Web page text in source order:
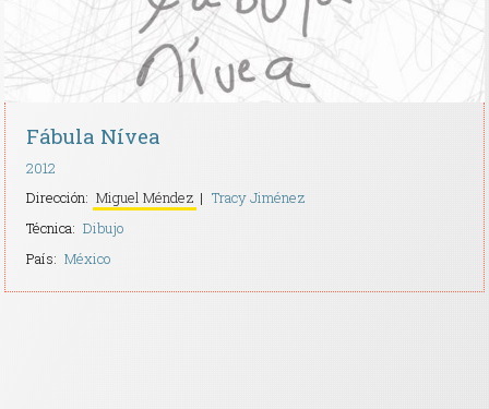
Fábula Nívea
2012
Dirección: Miguel Méndez
Tracy Jiménez
Técnica: Dibujo
País: México